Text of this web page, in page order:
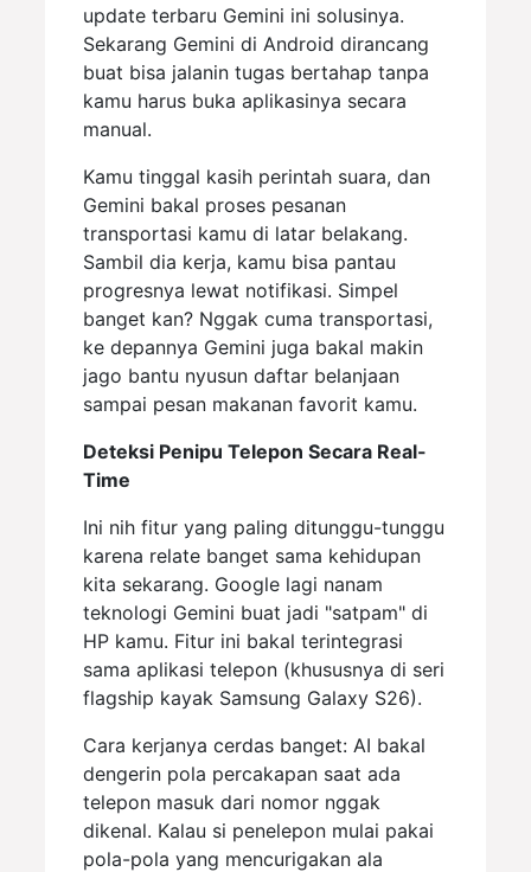
update terbaru Gemini ini solusinya.
Sekarang Gemini di Android dirancang
buat bisa jalanin tugas bertahap tanpa
kamu harus buka aplikasinya secara
manual.
Kamu tinggal kasih perintah suara, dan
Gemini bakal proses pesanan
transportasi kamu di latar belakang.
Sambil dia kerja, kamu bisa pantau
progresnya lewat notifikasi. Simpel
banget kan? Nggak cuma transportasi,
ke depannya Gemini juga bakal makin
jago bantu nyusun daftar belanjaan
sampai pesan makanan favorit kamu.
Deteksi Penipu Telepon Secara Real-
Time
Ini nih fitur yang paling ditunggu-tunggu
karena relate banget sama kehidupan
kita sekarang. Google lagi nanam
teknologi Gemini buat jadi "satpam" di
HP kamu. Fitur ini bakal terintegrasi
sama aplikasi telepon (khususnya di seri
flagship kayak Samsung Galaxy S26).
Cara kerjanya cerdas banget: AI bakal
dengerin pola percakapan saat ada
telepon masuk dari nomor nggak
dikenal. Kalau si penelepon mulai pakai
pola-pola yang mencurigakan ala